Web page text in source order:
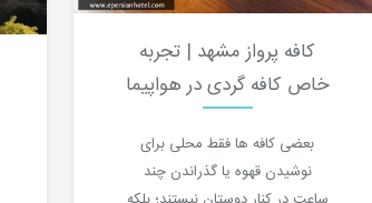
کافه پرواز مشهد | تجربه
خاص کافه گردی در هواپیما
بعضی کافه ها فقط محلی برای
نوشیدن قهوه یا گذراندن چند